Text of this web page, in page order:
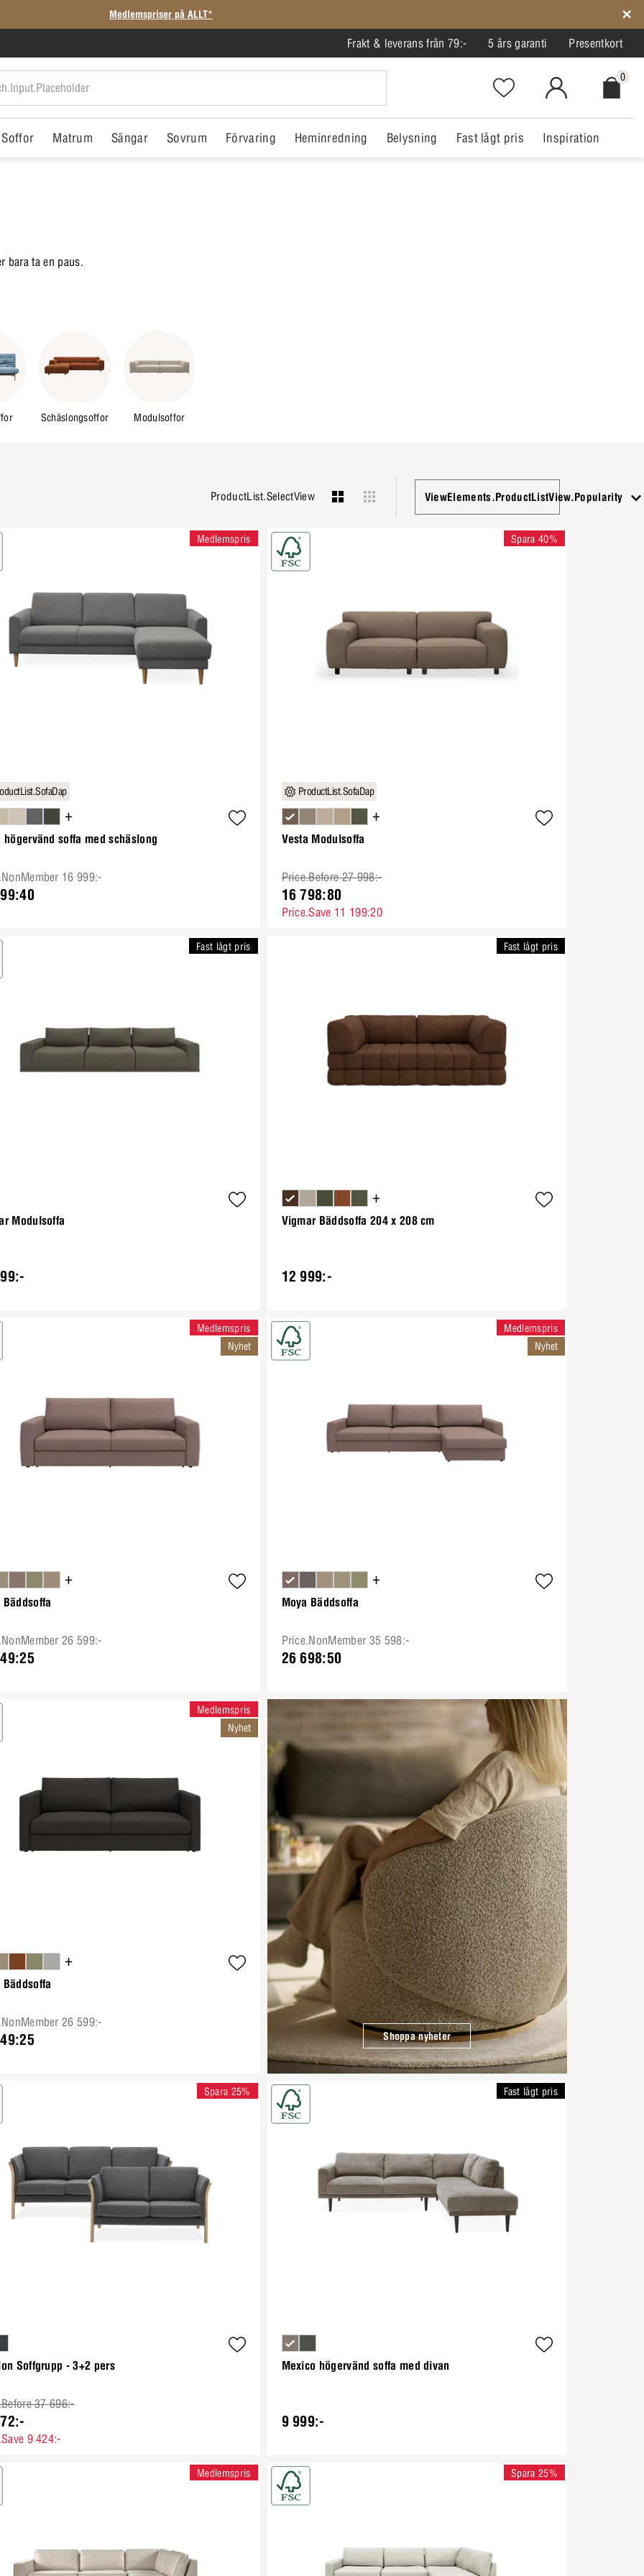
Medlemspriser på ALLT*
Frakt & leverans från 79:- 5 års garanti Presentkort
Favorites.NavigationButton.Text
MitIlva.Login
0
Soffor Matrum Sängar Sovrum Förvaring Heminredning Belysning Fast lågt pris Inspiration
bara ta en paus.
Schäslongsoffor Modulsoffor
ProductList.SelectView ViewElements.ProductListView.Popularity
+
högervänd soffa med schäslong
16 999:-
Medlemspris
ProductList.SofaDap
+
Vesta Modulsoffa
Price.Before 27 998:-
16 798:80
Price.Save 11 199:20
Spara 40%
Modulsoffa
Fast lågt pris
+
Vigmar Bäddsoffa 204 x 208 cm
12 999:-
Fast lågt pris
+
Bäddsoffa
26 599:-
Medlemspris
Nyhet
+
Moya Bäddsoffa
Price.NonMember 35 598:-
26 698:50
Medlemspris
Nyhet
+
Bäddsoffa
26 599:-
Medlemspris
Nyhet
Shoppa nyheter
Soffgrupp - 3+2 pers
37 696:-
9 424:-
Spara 25%
Mexico högervänd soffa med divan
9 999:-
Fast lågt pris
Medlemspris Spara 25%